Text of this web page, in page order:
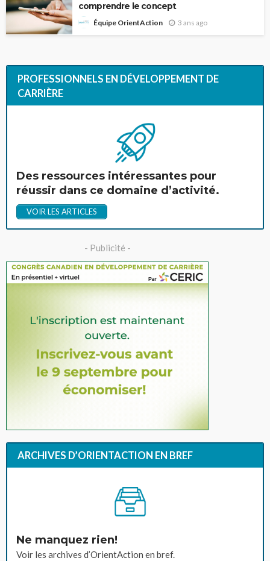
comprendre le concept
Équipe OrientAction 3 ans ago
PROFESSIONNELS EN DÉVELOPPEMENT DE
CARRIÈRE
Des ressources intéressantes pour
réussir dans ce domaine d’activité.
VOIR LES ARTICLES
- Publicité -
ARCHIVES D’ORIENTACTION EN BREF
Ne manquez rien!
Voir les archives d’OrientAction en bref.